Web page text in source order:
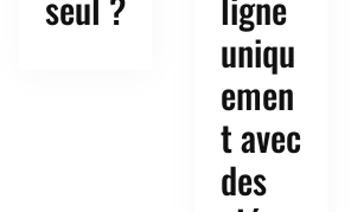
uniqu
emen
t avec
des